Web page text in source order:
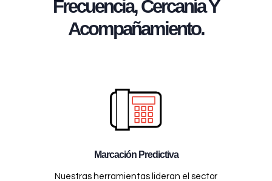
Frecuencia, Cercanía Y
Acompañamiento.
Marcación Predictiva
Nuestras herramientas lideran el sector